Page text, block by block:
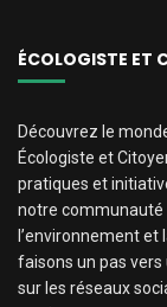
ÉCOLOGISTE ET
Découvrez le
Écologiste et
pratiques et
notre communauté
l’environnement et
faisons un pas
sur les réseaux